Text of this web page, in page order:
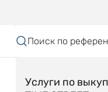
Поиск по
Услуги по